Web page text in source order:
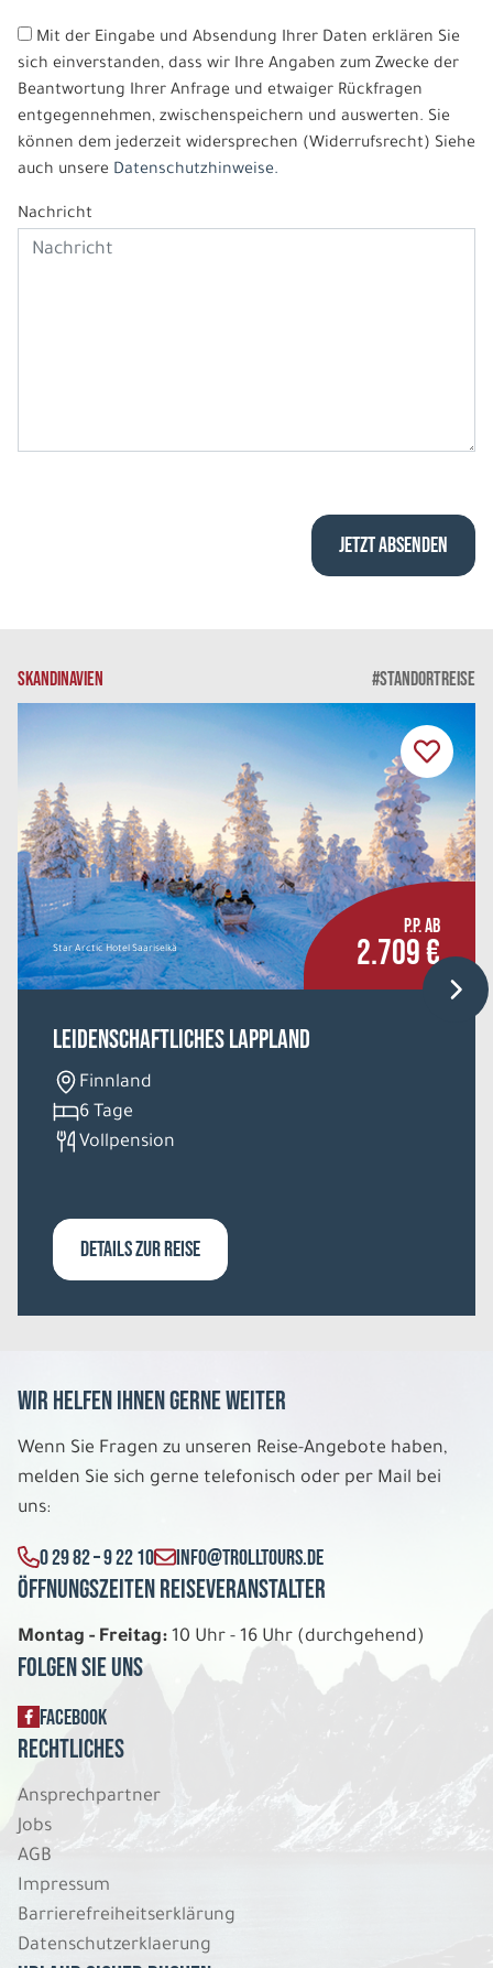
Mit der Eingabe und Absendung Ihrer Daten erklären Sie
sich einverstanden, dass wir Ihre Angaben zum Zwecke der
Beantwortung Ihrer Anfrage und etwaiger Rückfragen
entgegennehmen, zwischenspeichern und auswerten. Sie
können dem jederzeit widersprechen (Widerrufsrecht) Siehe
auch unsere Datenschutzhinweise.
Nachricht
SKANDINAVIEN #STANDORTREISE
Star Arctic Hotel Saariselkä
P.P. AB
2.709 €
Leidenschaftliches Lappland
Finnland
6 Tage
Vollpension
DETAILS ZUR REISE
Wir helfen Ihnen gerne weiter
Wenn Sie Fragen zu unseren Reise-Angebote haben,
melden Sie sich gerne telefonisch oder per Mail bei
uns:
0 29 82 – 9 22 10 INFO@TROLLTOURS.DE
Öffnungszeiten Reiseveranstalter
Montag - Freitag: 10 Uhr - 16 Uhr (durchgehend)
Folgen Sie uns
FACEBOOK
Rechtliches
Ansprechpartner
Jobs
AGB
Impressum
Barrierefreiheitserklärung
Datenschutzerklaerung